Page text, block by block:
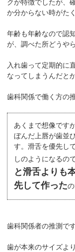
クが特徴でしたが、
か分からない時がた
年齢も年齢なので認
が、調べた所どうや
入れ歯って定期的に
なってしまうんだとか
歯科関係で働く方の
あくまで想像です
ぼんだ上唇が歯並
す。滑舌を優先し
しのようになるの
と滑舌よりも
先して作った
歯科関係者の推測で
歯が本来のサイズよ